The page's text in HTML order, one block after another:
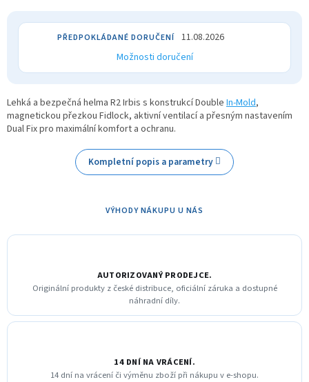
11.08.2026
Možnosti doručení
Lehká a bezpečná helma R2 Irbis s konstrukcí Double In-Mold,
magnetickou přezkou Fidlock, aktivní ventilací a přesným nastavením
Dual Fix pro maximální komfort a ochranu.
Kompletní popis a parametry
VÝHODY NÁKUPU U NÁS
AUTORIZOVANÝ PRODEJCE.
Originální produkty z české distribuce, oficiální záruka a dostupné
náhradní díly.
14 DNÍ NA VRÁCENÍ.
14 dní na vrácení či výměnu zboží při nákupu v e-shopu.